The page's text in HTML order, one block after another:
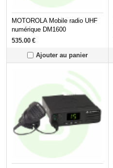
MOTOROLA Mobile radio UHF
numérique DM1600
535.00 €
Ajouter au panier